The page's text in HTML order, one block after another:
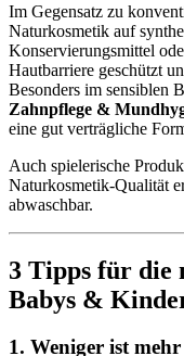
Im Gegensatz zu
Naturkosmetik auf
Konservierungsmittel
Hautbarriere geschützt
Besonders im sensiblen
Zahnpflege &
eine gut verträgliche
Auch spielerische
Naturkosmetik-Qualität
abwaschbar.
3 Tipps für die
Babys &
1. Weniger ist mehr